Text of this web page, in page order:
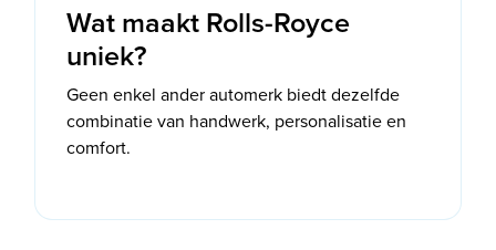
Wat maakt Rolls-Royce
uniek?
Geen enkel ander automerk biedt dezelfde
combinatie van handwerk, personalisatie en
comfort.